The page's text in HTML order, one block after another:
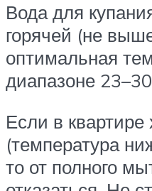
Вода для
горячей (не
оптимальная
диапазоне
Если в квартире
(температура
то от полного